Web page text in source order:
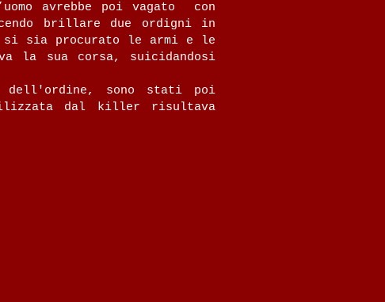
avrebbe poi vagato con
brillare due ordigni in
si sia procurato le armi e le
la sua corsa, suicidandosi
dell'ordine, sono stati poi
dal killer risultava